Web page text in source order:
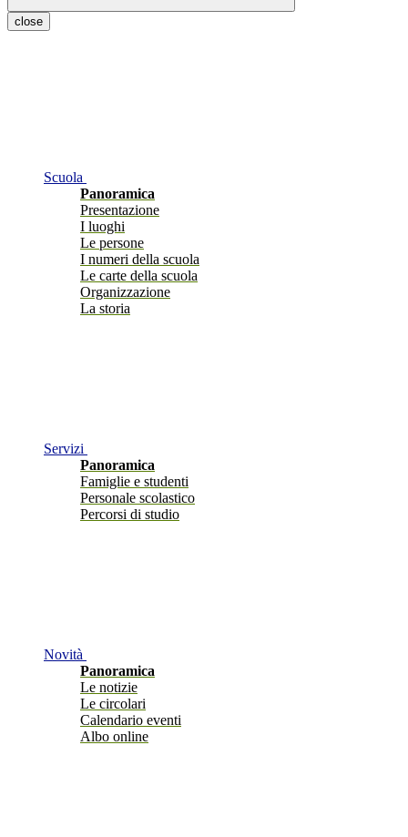
close
Scuola
Panoramica
Presentazione
I luoghi
Le persone
I numeri della scuola
Le carte della scuola
Organizzazione
La storia
Servizi
Panoramica
Famiglie e studenti
Personale scolastico
Percorsi di studio
Novità
Panoramica
Le notizie
Le circolari
Calendario eventi
Albo online